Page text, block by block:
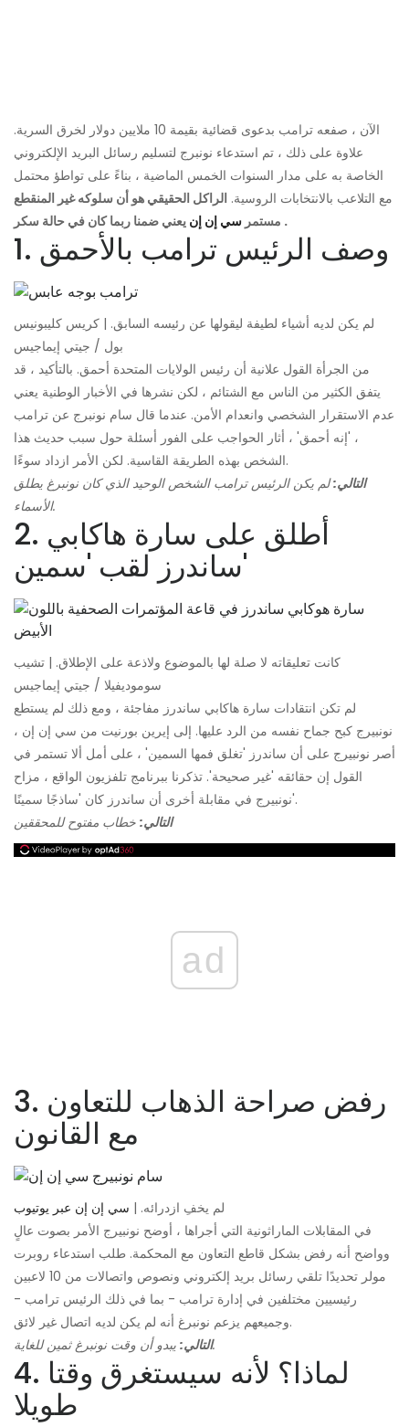
الآن ، صفعه ترامب بدعوى قضائية بقيمة 10 ملايين دولار لخرق السرية.
علاوة على ذلك ، تم استدعاء نونبرج لتسليم رسائل البريد الإلكتروني
الخاصة به على مدار السنوات الخمس الماضية ، بناءً على تواطؤ محتمل
مع التلاعب بالانتخابات الروسية. الراكل الحقيقي هو أن سلوكه غير المنقطع
مستمر سي إن إن يعني ضمنا ربما كان في حالة سكر .
1. وصف الرئيس ترامب بالأحمق
لم يكن لديه أشياء لطيفة ليقولها عن رئيسه السابق. | كريس كليبونيس
بول / جيتي إيماجيس
من الجرأة القول علانية أن رئيس الولايات المتحدة أحمق. بالتأكيد ، قد
يتفق الكثير من الناس مع الشتائم ، لكن نشرها في الأخبار الوطنية يعني
عدم الاستقرار الشخصي وانعدام الأمن. عندما قال سام نونبرج عن ترامب
، 'إنه أحمق' ، أثار الحواجب على الفور أسئلة حول سبب حديث هذا
الشخص بهذه الطريقة القاسية. لكن الأمر ازداد سوءًا.
التالي:لم يكن الرئيس ترامب الشخص الوحيد الذي كان نونبرغ يطلق
الأسماء.
2. أطلق على سارة هاكابي
ساندرز لقب 'سمين'
كانت تعليقاته لا صلة لها بالموضوع ولاذعة على الإطلاق. | تشيب
سوموديفيلا / جيتي إيماجيس
لم تكن انتقادات سارة هاكابي ساندرز مفاجئة ، ومع ذلك لم يستطع
نونبيرج كبح جماح نفسه من الرد عليها. إلى إيرين بورنيت من سي إن إن ،
أصر نونبيرج على أن ساندرز 'تغلق فمها السمين' ، على أمل ألا تستمر في
القول إن حقائقه 'غير صحيحة'. تذكرنا ببرنامج تلفزيون الواقع ، مزاح
نونبيرج في مقابلة أخرى أن ساندرز كان 'ساذجًا سمينًا'.
التالي: خطاب مفتوح للمحققين
ad
3. رفض صراحة الذهاب للتعاون
مع القانون
لم يخفِ ازدرائه. | سي إن إن عبر يوتيوب
في المقابلات الماراثونية التي أجراها ، أوضح نونبيرج الأمر بصوت عالٍ
وواضح أنه رفض بشكل قاطع التعاون مع المحكمة. طلب استدعاء روبرت
مولر تحديدًا تلقي رسائل بريد إلكتروني ونصوص واتصالات من 10 لاعبين
رئيسيين مختلفين في إدارة ترامب - بما في ذلك الرئيس ترامب -
وجميعهم يزعم نونبرغ أنه لم يكن لديه اتصال غير لائق.
التالي:يبدو أن وقت نونبرغ ثمين للغاية.
4. لماذا؟ لأنه سيستغرق وقتا
طويلا